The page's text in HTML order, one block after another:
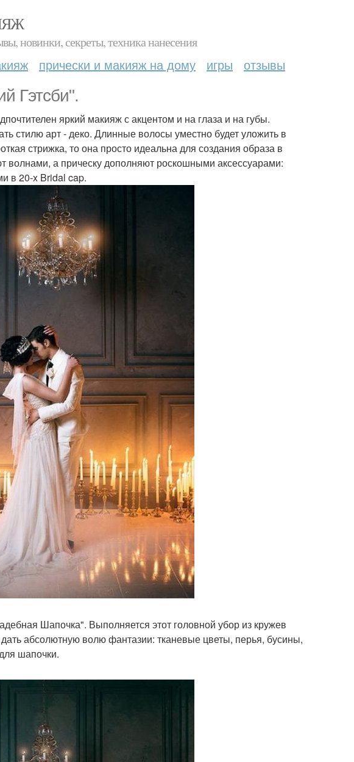
новинки, секреты, техника нанесения
прически и макияж на дому игры отзывы
Гэтсби".
яркий макияж с акцентом и на глаза и на губы.
стилю арт - деко. Длинные волосы уместно будет уложить в
стрижка, то она просто идеальна для создания образа в
волнами, а прическу дополняют роскошными аксессуарами:
в 20-x Bridal cap.
Шапочка". Выполняется этот головной убор из кружев
абсолютную волю фантазии: тканевые цветы, перья, бусины,
шапочки.